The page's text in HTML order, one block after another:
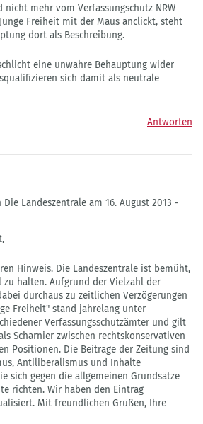
nicht mehr vom Verfassungschutz NRW
Freiheit mit der Maus anclickt, steht
dort als Beschreibung.
eine unwahre Behauptung wider
sich damit als neutrale
Antworten
Landeszentrale am 16. August 2013 -
Hinweis. Die Landeszentrale ist bemüht,
zu halten. Aufgrund der Vielzahl der
durchaus zu zeitlichen Verzögerungen
Freiheit" stand jahrelang unter
Verfassungsschutzämter und gilt
Scharnier zwischen rechtskonservativen
Positionen. Die Beiträge der Zeitung sind
Antiliberalismus und Inhalte
sich gegen die allgemeinen Grundsätze
richten. Wir haben den Eintrag
Mit freundlichen Grüßen, Ihre